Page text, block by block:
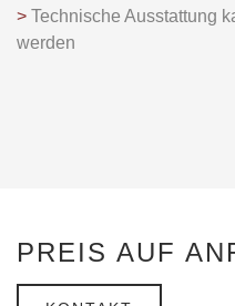
> Technische Ausstattung
werden
PREIS AUF